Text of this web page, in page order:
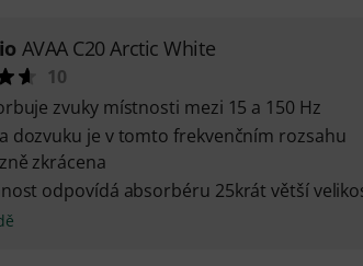
AVAA C20 Arctic White
10
zvuky místnosti mezi 15 a 150 Hz
dozvuku je v tomto frekvenčním rozsahu
zkrácena
odpovídá absorbéru 25krát větší